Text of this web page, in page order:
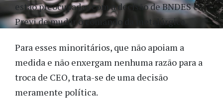
estão preocupadas com a decisão de BNDES e
Previ de mudar o comando da metalúrgica.
Para esses minoritários, que não apoiam a
medida e não enxergam nenhuma razão para a
troca de CEO, trata-se de uma decisão
meramente política.